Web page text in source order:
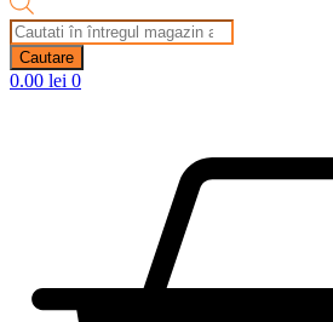
Products
search
Cautare
0.00 lei 0